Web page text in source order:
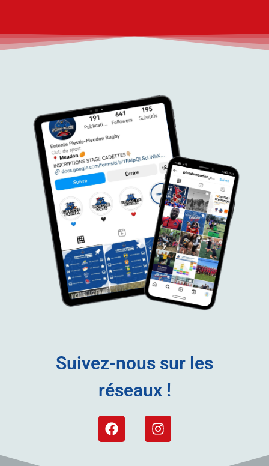
Suivez-nous sur les
réseaux !